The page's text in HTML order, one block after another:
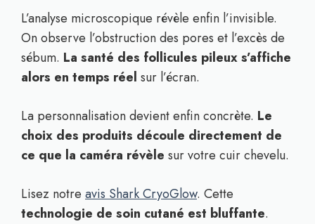
L’analyse microscopique révèle enfin l’invisible.
On observe l’obstruction des pores et l’excès de
sébum. La santé des follicules pileux s’affiche
alors en temps réel sur l’écran.
La personnalisation devient enfin concrète. Le
choix des produits découle directement de
ce que la caméra révèle sur votre cuir chevelu.
Lisez notre avis Shark CryoGlow. Cette
technologie de soin cutané est bluffante.